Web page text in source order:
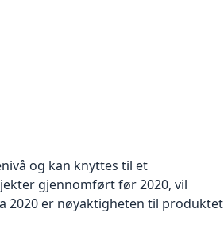
og kan knyttes til et
gjennomført før 2020, vil
2020 er nøyaktigheten til produktet